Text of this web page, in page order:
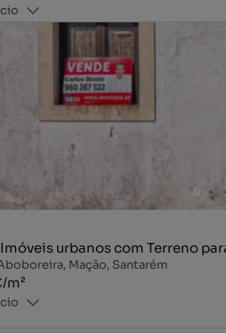
urbanos com Terreno
Mação, Santarém
/m²